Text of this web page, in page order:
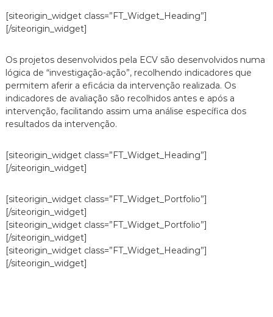
[siteorigin_widget class=”FT_Widget_Heading”]
[/siteorigin_widget]
Os projetos desenvolvidos pela ECV são desenvolvidos numa
lógica de “investigação-ação”, recolhendo indicadores que
permitem aferir a eficácia da intervenção realizada. Os
indicadores de avaliação são recolhidos antes e após a
intervenção, facilitando assim uma análise específica dos
resultados da intervenção.
[siteorigin_widget class=”FT_Widget_Heading”]
[/siteorigin_widget]
[siteorigin_widget class=”FT_Widget_Portfolio”]
[/siteorigin_widget]
[siteorigin_widget class=”FT_Widget_Portfolio”]
[/siteorigin_widget]
[siteorigin_widget class=”FT_Widget_Heading”]
[/siteorigin_widget]